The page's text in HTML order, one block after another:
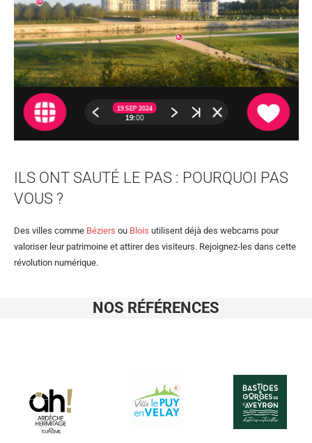
ILS ONT SAUTÉ LE PAS : POURQUOI PAS
VOUS ?
Des villes comme Béziers ou Blois utilisent déjà des webcams pour
valoriser leur patrimoine et attirer des visiteurs. Rejoignez-les dans cette
révolution numérique.
NOS RÉFÉRENCES